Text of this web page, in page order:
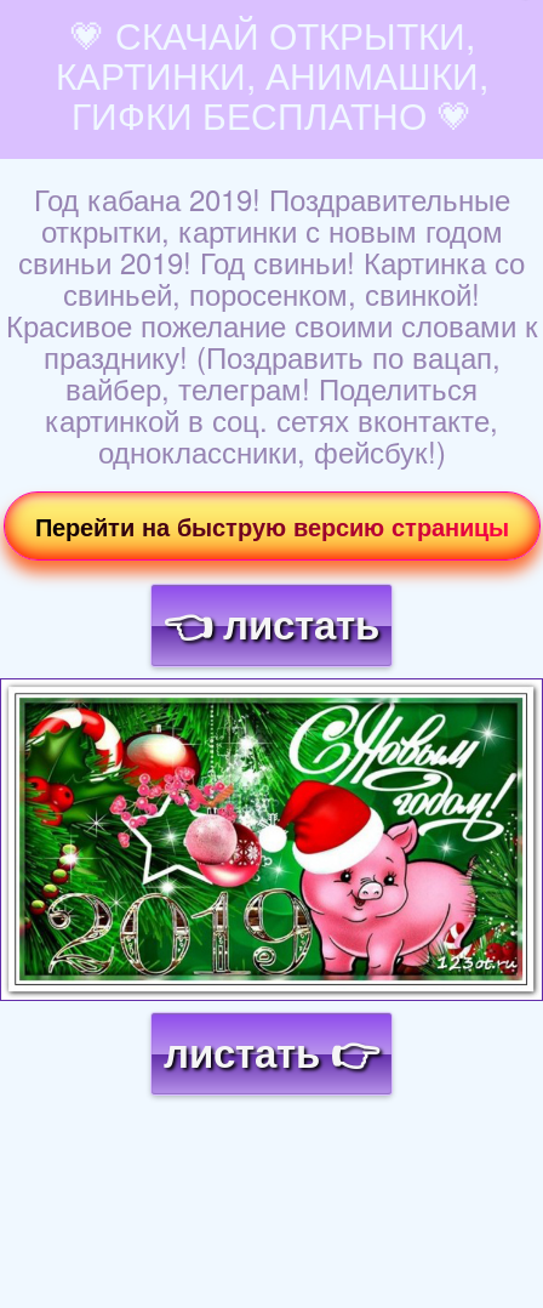
💗 СКАЧАЙ ОТКРЫТКИ,
КАРТИНКИ, АНИМАШКИ,
ГИФКИ БЕСПЛАТНО 💗
Год кабана 2019! Поздравительные
открытки, картинки с новым годом
свиньи 2019! Год свиньи! Картинка со
свиньей, поросенком, свинкой!
Красивое пожелание своими словами к
празднику! (Поздравить по вацап,
вайбер, телеграм! Поделиться
картинкой в соц. сетях вконтакте,
одноклассники, фейсбук!)
Перейти на быструю версию страницы
👈 листать
Загрузка картинки...
листать 👉